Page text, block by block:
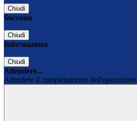
Chiudi
Successo
Chiudi
Informazione
Chiudi
Attendere...
Attendere il completamento